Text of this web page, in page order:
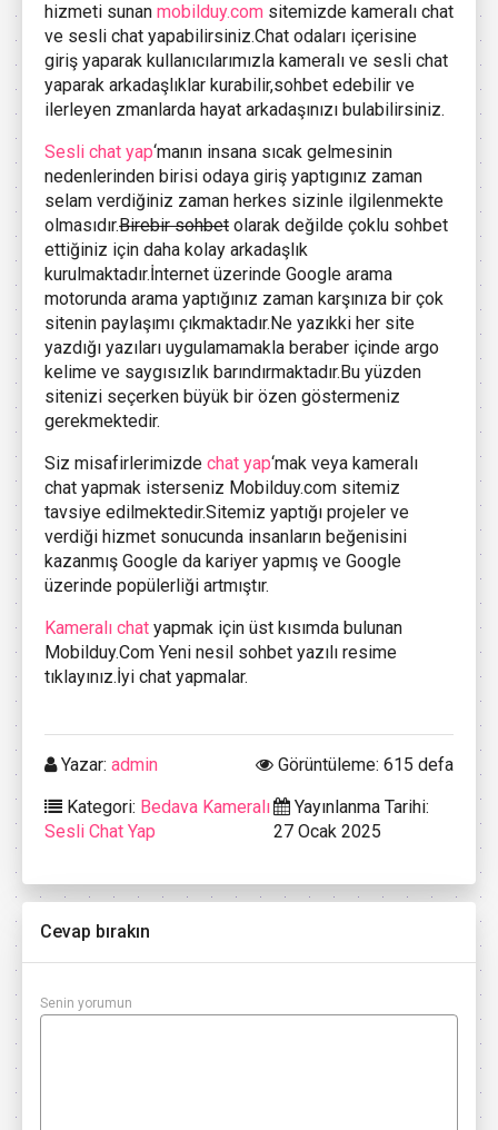
hizmeti sunan mobilduy.com sitemizde kameralı chat
ve sesli chat yapabilirsiniz.Chat odaları içerisine
giriş yaparak kullanıcılarımızla kameralı ve sesli chat
yaparak arkadaşlıklar kurabilir,sohbet edebilir ve
ilerleyen zmanlarda hayat arkadaşınızı bulabilirsiniz.
Sesli chat yap‘manın insana sıcak gelmesinin
nedenlerinden birisi odaya giriş yaptıgınız zaman
selam verdiğiniz zaman herkes sizinle ilgilenmekte
olmasıdır.Birebir sohbet olarak değilde çoklu sohbet
ettiğiniz için daha kolay arkadaşlık
kurulmaktadır.İnternet üzerinde Google arama
motorunda arama yaptığınız zaman karşınıza bir çok
sitenin paylaşımı çıkmaktadır.Ne yazıkki her site
yazdığı yazıları uygulamamakla beraber içinde argo
kelime ve saygısızlık barındırmaktadır.Bu yüzden
sitenizi seçerken büyük bir özen göstermeniz
gerekmektedir.
Siz misafirlerimizde chat yap‘mak veya kameralı
chat yapmak isterseniz Mobilduy.com sitemiz
tavsiye edilmektedir.Sitemiz yaptığı projeler ve
verdiği hizmet sonucunda insanların beğenisini
kazanmış Google da kariyer yapmış ve Google
üzerinde popülerliği artmıştır.
Kameralı chat yapmak için üst kısımda bulunan
Mobilduy.Com Yeni nesil sohbet yazılı resime
tıklayınız.İyi chat yapmalar.
Yazar: admin
Görüntüleme: 615 defa
Kategori: Bedava Kameralı
Sesli Chat Yap
Yayınlanma Tarihi:
27 Ocak 2025
Cevap bırakın
Senin yorumun